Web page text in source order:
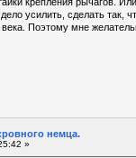
усилить, сделать так,
Поэтому мне
немца.
»